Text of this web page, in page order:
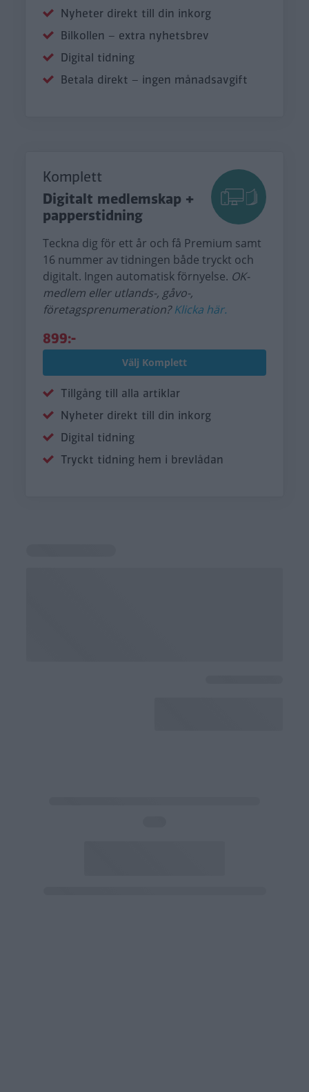
Nyheter direkt till din inkorg
Bilkollen – extra nyhetsbrev
Digital tidning
Betala direkt – ingen månadsavgift
Komplett
Digitalt medlemskap +
papperstidning
Teckna dig för ett år och få Premium samt
16 nummer av tidningen både tryckt och
digitalt. Ingen automatisk förnyelse. OK-
medlem eller utlands-, gåvo-,
företagsprenumeration?Klicka här.
899:-
Välj Komplett
Tillgång till alla artiklar
Nyheter direkt till din inkorg
Digital tidning
Tryckt tidning hem i brevlådan